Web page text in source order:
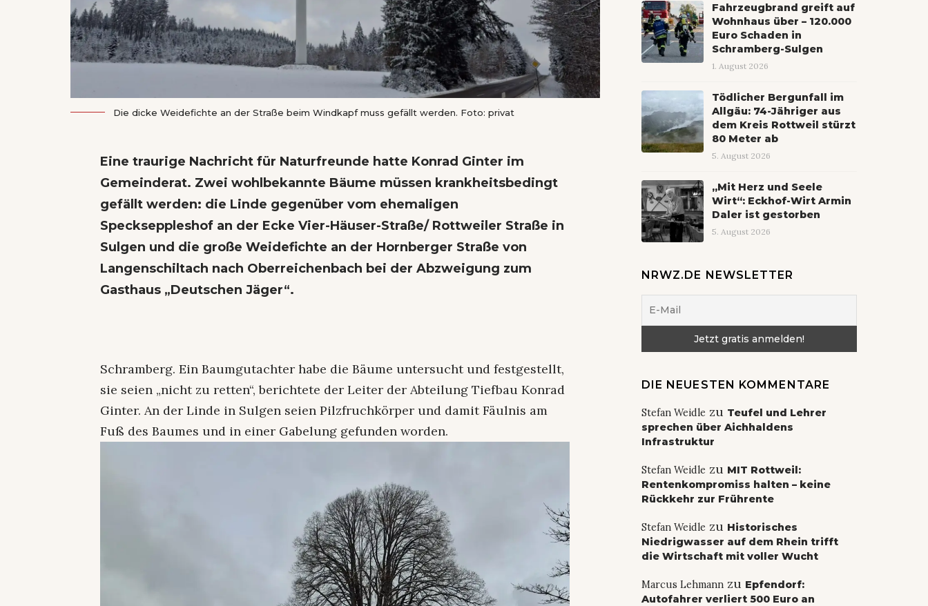
Die dicke Weidefichte an der Straße beim Windkapf muss gefällt werden. Foto: privat
Eine traurige Nachricht für Naturfreunde hatte Konrad Ginter im
Gemeinderat. Zwei wohlbekannte Bäume müssen krankheitsbedingt
gefällt werden: die Linde gegenüber vom ehemaligen
Speckseppleshof an der Ecke Vier-Häuser-Straße/ Rottweiler Straße in
Sulgen und die große Weidefichte an der Hornberger Straße von
Langenschiltach nach Oberreichenbach bei der Abzweigung zum
Gasthaus „Deutschen Jäger“.
Schramberg. Ein Baumgutachter habe die Bäume untersucht und festgestellt,
sie seien „nicht zu retten“, berichtete der Leiter der Abteilung Tiefbau Konrad
Ginter. An der Linde in Sulgen seien Pilzfruchkörper und damit Fäulnis am
Fuß des Baumes und in einer Gabelung gefunden worden.
Fahrzeugbrand greift auf
Wohnhaus über – 120.000
Euro Schaden in
Schramberg-Sulgen
1. August 2026
Tödlicher Bergunfall im
Allgäu: 74-Jähriger aus
dem Kreis Rottweil stürzt
80 Meter ab
5. August 2026
„Mit Herz und Seele
Wirt“: Eckhof-Wirt Armin
Daler ist gestorben
5. August 2026
NRWZ.DE NEWSLETTER
DIE NEUESTEN KOMMENTARE
Stefan Weidle zu Teufel und Lehrer
sprechen über Aichhaldens
Infrastruktur
Stefan Weidle zu MIT Rottweil:
Rentenkompromiss halten – keine
Rückkehr zur Frührente
Stefan Weidle zu Historisches
Niedrigwasser auf dem Rhein trifft
die Wirtschaft mit voller Wucht
Marcus Lehmannzu Epfendorf:
Autofahrer verliert 500 Euro an